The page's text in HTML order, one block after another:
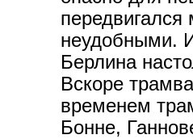
неудобными.
Берлина
Вскоре
временем
Бонне,